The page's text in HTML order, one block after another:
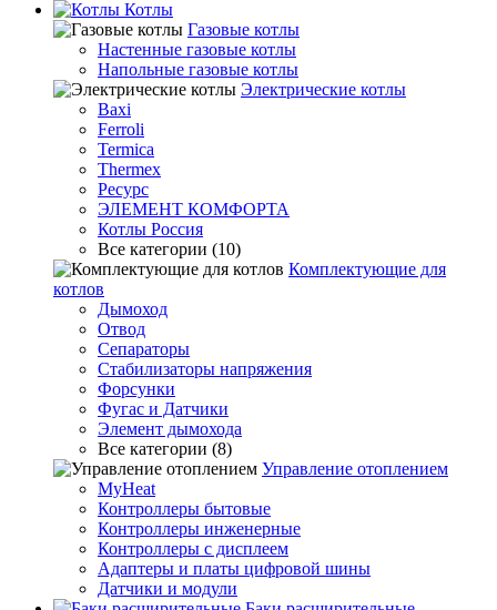
Котлы
Гaзовые котлы
Настенные газовые котлы
Напольные газовые котлы
Электрические котлы
Baxi
Ferroli
Termica
Thermex
Ресурс
ЭЛЕМЕНТ КОМФОРТА
Котлы Россия
Все категории (10)
Комплектующие для
котлов
Дымоход
Отвод
Сепараторы
Стабилизаторы напряжения
Форсунки
Фугас и Датчики
Элемент дымохода
Все категории (8)
Управление отоплением
MyHeat
Контроллеры бытовые
Контроллеры инженерные
Контроллеры с дисплеем
Адаптеры и платы цифровой шины
Датчики и модули